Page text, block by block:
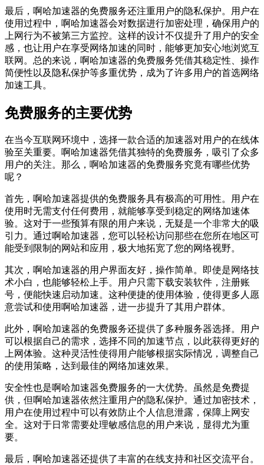
最后，啊哈加速器的免费服务还注重用户的隐私保护。用户在
使用过程中，啊哈加速器会对数据进行加密处理，确保用户的
上网行为不被第三方监控。这样的设计不仅提升了用户的安全
感，也让用户在享受网络加速的同时，能够更加安心地浏览互
联网。总的来说，啊哈加速器的免费服务凭借其稳定性、操作
简便性以及隐私保护等多重优势，成为了许多用户的首选网络
加速工具。
免费服务的主要优势
在当今互联网环境中，选择一款合适的加速器对用户的在线体
验至关重要。啊哈加速器凭借其独特的免费服务，吸引了众多
用户的关注。那么，啊哈加速器的免费服务究竟有哪些优势
呢？
首先，啊哈加速器提供的免费服务具有极高的可用性。用户在
使用时无需支付任何费用，就能够享受到稳定的网络加速体
验。这对于一些预算有限的用户来说，无疑是一个非常大的吸
引力。通过啊哈加速器，您可以轻松访问那些在您所在地区可
能受到限制的网站和应用，极大地拓宽了您的网络视野。
其次，啊哈加速器的用户界面友好，操作简单。即使是网络技
术小白，也能够轻松上手。用户只需下载安装软件，注册账
号，便能快速启动加速。这种便捷的使用体验，使得更多人愿
意尝试和使用啊哈加速器，进一步提升了其用户群体。
此外，啊哈加速器的免费服务还提供了多种服务器选择。用户
可以根据自己的需求，选择不同的加速节点，以此获得更好的
上网体验。这种灵活性使得用户能够根据实际情况，调整自己
的使用策略，达到最佳的网络加速效果。
安全性也是啊哈加速器免费服务的一大优势。虽然是免费提
供，但啊哈加速器依然注重用户的隐私保护。通过加密技术，
用户在使用过程中可以有效防止个人信息泄露，保障上网安
全。这对于日常需要处理敏感信息的用户来说，显得尤为重
要。
最后，啊哈加速器还提供了丰富的在线支持和社区交流平台。